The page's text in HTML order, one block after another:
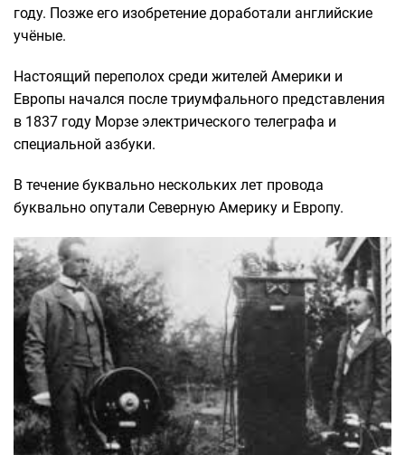
году. Позже его изобретение доработали английские
учёные.
Настоящий переполох среди жителей Америки и
Европы начался после триумфального представления
в 1837 году Морзе электрического телеграфа и
специальной азбуки.
В течение буквально нескольких лет провода
буквально опутали Северную Америку и Европу.